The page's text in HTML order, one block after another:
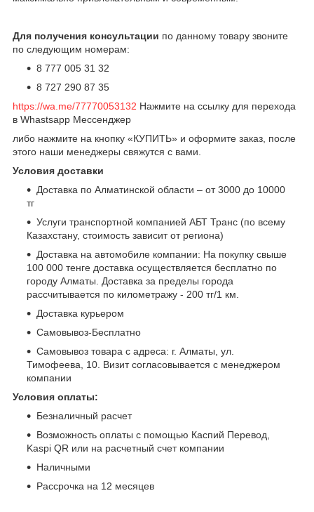
Для получения консультации по данному товару звоните
по следующим номерам:
8 777 005 31 32
8 727 290 87 35
https://wa.me/77770053132 Нажмите на ссылку для перехода
в Whastsapp Мессенджер
либо нажмите на кнопку «КУПИТЬ» и оформите заказ, после
этого наши менеджеры свяжутся с вами.
Условия доставки
Доставка по Алматинской области – от 3000 до 10000
тг
Услуги транспортной компанией АБТ Транс (по всему
Казахстану, стоимость зависит от региона)
Доставка на автомобиле компании: На покупку свыше
100 000 тенге доставка осуществляется бесплатно по
городу Алматы. Доставка за пределы города
рассчитывается по километражу - 200 тг/1 км.
Доставка курьером
Самовывоз-Бесплатно
Самовывоз товара с адреса: г. Алматы, ул.
Тимофеева, 10. Визит согласовывается с менеджером
компании
Условия оплаты:
Безналичный расчет
Возможность оплаты с помощью Каспий Перевод,
Kaspi QR или на расчетный счет компании
Наличными
Рассрочка на 12 месяцев